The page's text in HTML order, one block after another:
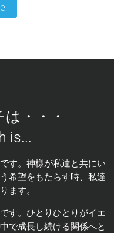
・・・
is...
す。神様が私達と共にい
希望をもたらす時、私達
ます。
す。ひとりひとりがイエ
で成長し続ける関係へと